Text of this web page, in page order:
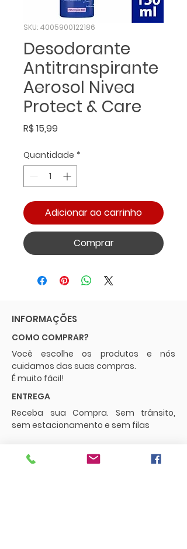
SKU: 4005900122186
Desodorante
Antitranspirante
Aerosol Nivea
Protect & Care
R$ 15,99Preço
Quantidade *
Adicionar ao carrinho
Comprar
INFORMAÇÕES
COMO COMPRAR?
Você escolhe os produtos e nós
cuidamos das suas compras.
É muito fácil!
ENTREGA
Receba sua Compra. Sem trânsito,
sem estacionamento e sem filas
POLÍTICAS